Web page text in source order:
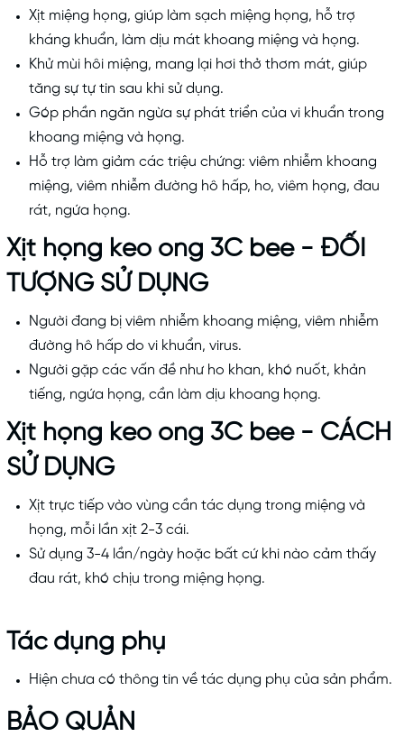
Xịt miệng họng, giúp làm sạch miệng họng, hỗ trợ
kháng khuẩn, làm dịu mát khoang miệng và họng.
Khử mùi hôi miệng, mang lại hơi thở thơm mát, giúp
tăng sự tự tin sau khi sử dụng.
Góp phần ngăn ngừa sự phát triển của vi khuẩn trong
khoang miệng và họng.
Hỗ trợ làm giảm các triệu chứng: viêm nhiễm khoang
miệng, viêm nhiễm đường hô hấp, ho, viêm họng, đau
rát, ngứa họng.
Xịt họng keo ong 3C bee - ĐỐI
TƯỢNG SỬ DỤNG
Người đang bị viêm nhiễm khoang miệng, viêm nhiễm
đường hô hấp do vi khuẩn, virus.
Người gặp các vấn đề như ho khan, khó nuốt, khản
tiếng, ngứa họng, cần làm dịu khoang họng.
Xịt họng keo ong 3C bee - CÁCH
SỬ DỤNG
Xịt trực tiếp vào vùng cần tác dụng trong miệng và
họng, mỗi lần xịt 2-3 cái.
Sử dụng 3-4 lần/ngày hoặc bất cứ khi nào cảm thấy
đau rát, khó chịu trong miệng họng.
Tác dụng phụ
Hiện chưa có thông tin về tác dụng phụ của sản phẩm.
BẢO QUẢN